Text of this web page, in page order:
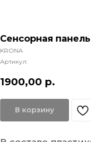
Сенсорная
KRONA
Артикул:
1900,00 р.
В корзину